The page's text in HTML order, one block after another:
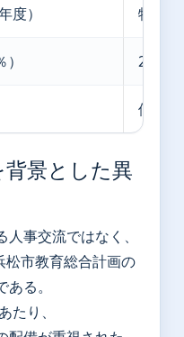
度） 特定
2027
個人
背景とした異
事交流ではなく、
市教育総合計画の
る。
たり、